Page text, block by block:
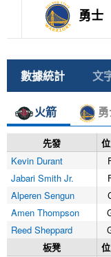
勇士
數據統計 文
火箭
先發
Kevin Durant
Jabari Smith Jr.
Alperen Sengun
Amen Thompson
Reed Sheppard
板凳